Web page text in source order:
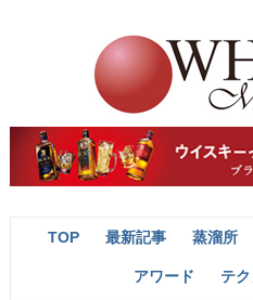
TOP 最新記事 蒸溜所
アワード テ